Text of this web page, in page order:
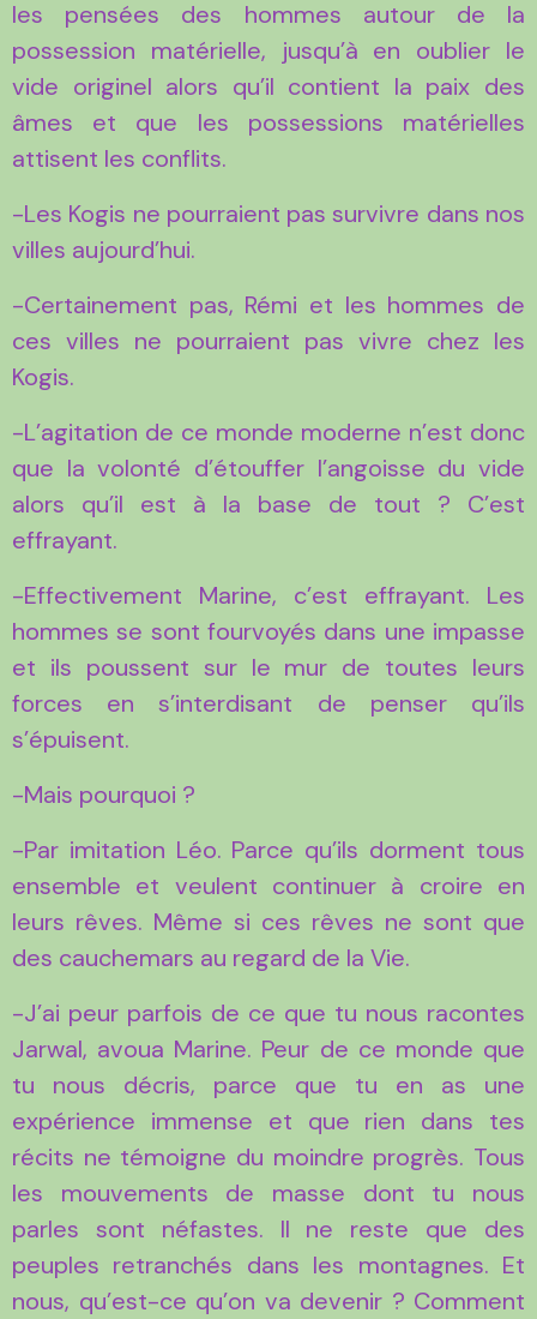
les pensées des hommes autour de la
possession matérielle, jusqu’à en oublier le
vide originel alors qu’il contient la paix des
âmes et que les possessions matérielles
attisent les conflits.
-Les Kogis ne pourraient pas survivre dans nos
villes aujourd’hui.
-Certainement pas, Rémi et les hommes de
ces villes ne pourraient pas vivre chez les
Kogis.
-L’agitation de ce monde moderne n’est donc
que la volonté d’étouffer l’angoisse du vide
alors qu’il est à la base de tout ? C’est
effrayant.
-Effectivement Marine, c’est effrayant. Les
hommes se sont fourvoyés dans une impasse
et ils poussent sur le mur de toutes leurs
forces en s’interdisant de penser qu’ils
s’épuisent.
-Mais pourquoi ?
-Par imitation Léo. Parce qu’ils dorment tous
ensemble et veulent continuer à croire en
leurs rêves. Même si ces rêves ne sont que
des cauchemars au regard de la Vie.
-J’ai peur parfois de ce que tu nous racontes
Jarwal, avoua Marine. Peur de ce monde que
tu nous décris, parce que tu en as une
expérience immense et que rien dans tes
récits ne témoigne du moindre progrès. Tous
les mouvements de masse dont tu nous
parles sont néfastes. Il ne reste que des
peuples retranchés dans les montagnes. Et
nous, qu’est-ce qu’on va devenir ? Comment